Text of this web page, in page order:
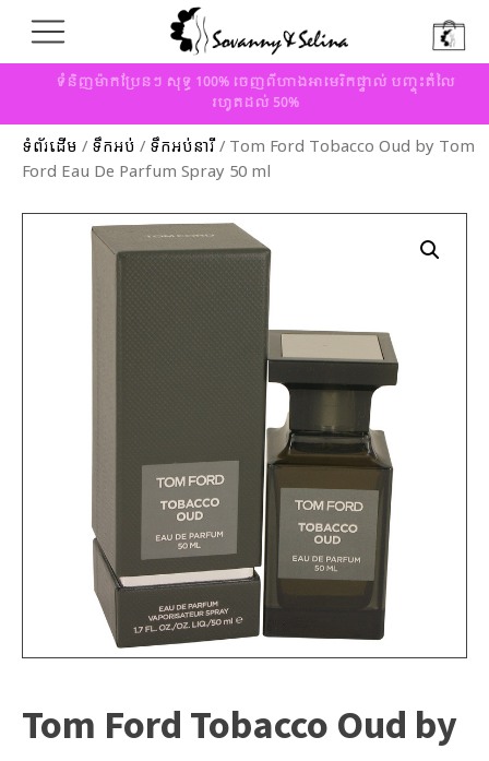
ទំនិញម៉ាកប្រែនៗ សុទ្ធ 100% ចេញពីហាងអាមេរិកផ្ទាល់ បញ្ចុះតំលៃ
រហូតដល់ 50%
ទំព័រដើម / ទឹកអប់ / ទឹកអប់នារី/ Tom Ford Tobacco Oud by Tom
Ford Eau De Parfum Spray 50 ml
Tom Ford Tobacco Oud by